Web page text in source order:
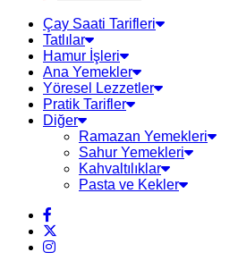
Çay Saati Tarifleri
Tatlılar
Hamur İşleri
Ana Yemekler
Yöresel Lezzetler
Pratik Tarifler
Diğer
Ramazan Yemekleri
Sahur Yemekleri
Kahvaltılıklar
Pasta ve Kekler